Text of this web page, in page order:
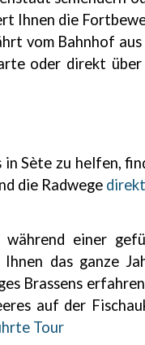
Ihnen die
vom Bahnhof
oder direkt
Sète zu helfen,
die Radwege
einer
das ganze
Brassens
auf der
Tour